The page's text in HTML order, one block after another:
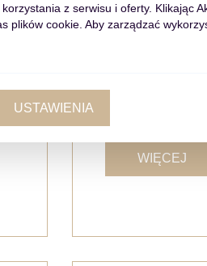
Najem
WIĘCEJ
z serwisu i oferty. Klikając
plików cookie. Aby zarządzać
USTAWIENIA